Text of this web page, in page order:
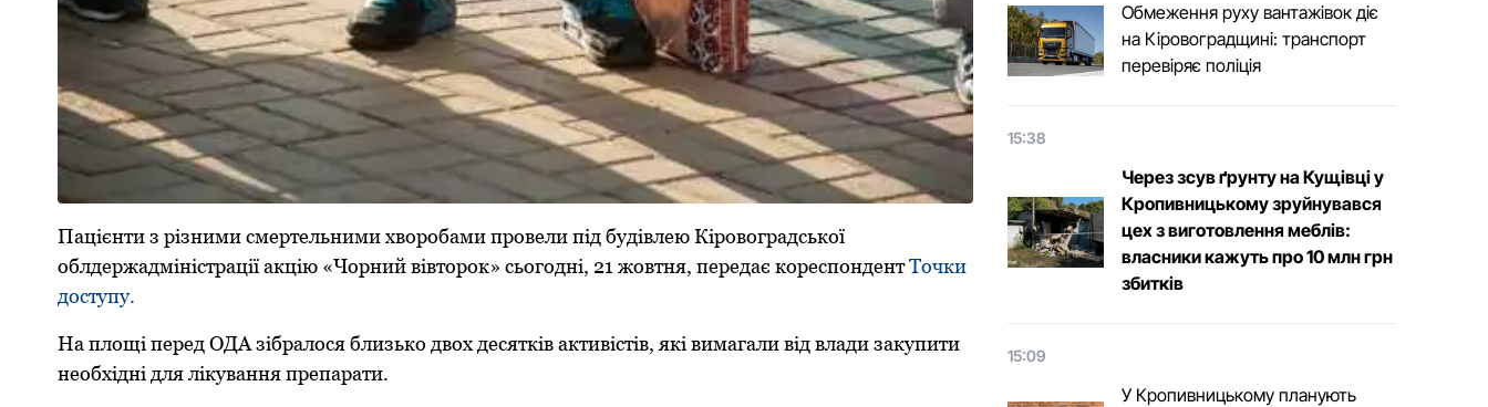
Пацієнти з різними смертельними хворобами провели під будівлею Кіровоградської
облдержадміністрації акцію «Чорний вівторок» сьогодні, 21 жовтня, передає кореспондентТочки
доступу.
На площі перед ОДА зібралося близько двох десятків активістів, які вимагали від влади закупити
необхідні для лікування препарати.
Обмеження руху вантажівок діє
на Кіровоградщині: транспорт
перевіряє поліція
15:38
Через зсув ґрунту на Кущівці у
Кропивницькому зруйнувався
цех з виготовлення меблів:
власники кажуть про 10 млн грн
збитків
15:09
У Кропивницькому планують